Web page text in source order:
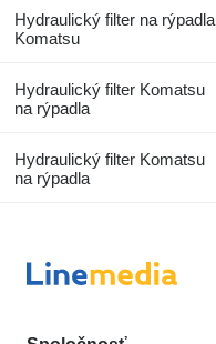
Hydraulický filter na rýpadla
Komatsu
Hydraulický filter Komatsu
na rýpadla
Hydraulický filter Komatsu
na rýpadla